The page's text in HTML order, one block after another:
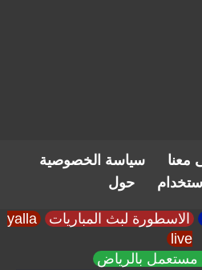
معنا
سياسة الخصوصية
حول
الاسطورة لبث المباريات yalla
live
مستعمل بالرياض